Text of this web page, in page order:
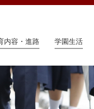
内容・進路 学園生活